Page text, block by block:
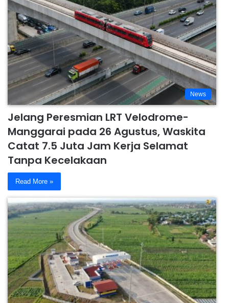
News
Jelang Peresmian LRT Velodrome-
Manggarai pada 26 Agustus, Waskita
Catat 7.5 Juta Jam Kerja Selamat
Tanpa Kecelakaan
Read More »